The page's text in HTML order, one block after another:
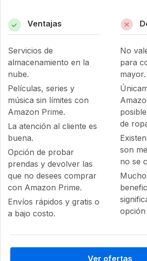
Ventajas
Servicios de
almacenamiento en la
nube.
Películas, series y
música sin límites con
Amazon Prime.
La atención al cliente es
buena.
Opción de probar
prendas y devolver las
que no desees comprar
con Amazon Prime.
Envíos rápidos y gratis o
a bajo costo.
No
para
mayor.
de
son
no se
opción
Ver ofertas